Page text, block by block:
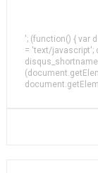
'; (function() { var
= 'text/javascript';